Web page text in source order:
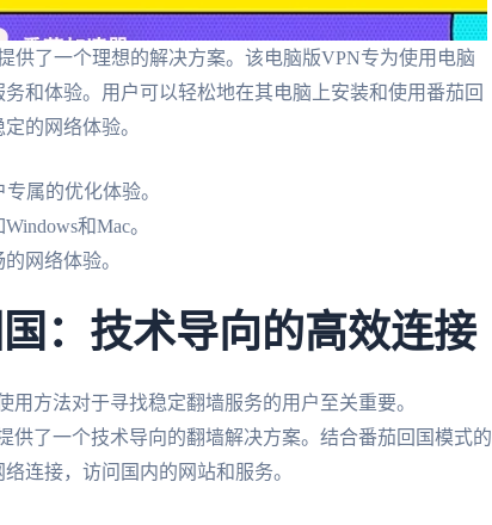
供了一个理想的解决方案。该电脑版VPN专为使用电脑
和体验。用户可以轻松地在其电脑上安装和使用番茄回
的网络体验。
属的优化体验。
和Mac。
网络体验。
：技术导向的高效连接
用方法对于寻找稳定翻墙服务的用户至关重要。
供了一个技术导向的翻墙解决方案。结合番茄回国模式的
连接，访问国内的网站和服务。